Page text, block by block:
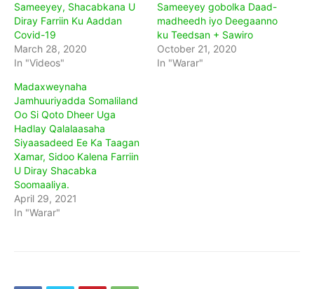
Sameeyey, Shacabkana U
Diray Farriin Ku Aaddan
Covid-19
March 28, 2020
In "Videos"
Sameeyey gobolka Daad-
madheedh iyo Deegaanno
ku Teedsan + Sawiro
October 21, 2020
In "Warar"
Madaxweynaha
Jamhuuriyadda Somaliland
Oo Si Qoto Dheer Uga
Hadlay Qalalaasaha
Siyaasadeed Ee Ka Taagan
Xamar, Sidoo Kalena Farriin
U Diray Shacabka
Soomaaliya.
April 29, 2021
In "Warar"